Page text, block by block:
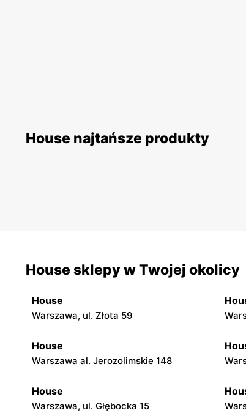
House najtańsze produkty
House sklepy w Twojej okolicy
House
Warszawa, ul. Złota 59
House
Warszawa al. Jerozolimskie 148
House
Warszawa, ul. Głębocka 15